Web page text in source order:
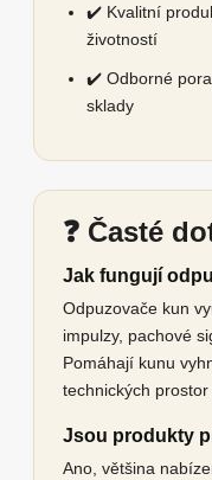
✔️ Kvalitní
životností
✔️ Odborné
sklady
❓ Časté
Jak fungují
Odpuzovače kun
impulzy, pachové
Pomáhají kunu
technických
Jsou produkty
Ano, většina